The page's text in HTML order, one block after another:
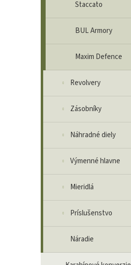
Staccato
BUL Armory
Maxim Defence
Revolvery
Zásobníky
Náhradné diely
Výmenné hlavne
Mieridlá
Príslušenstvo
Náradie